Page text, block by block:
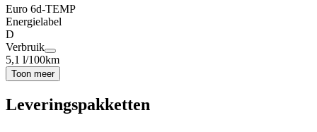
Euro 6d-TEMP
Energielabel
D
Verbruik
5,1 l/100km
Toon meer
Leveringspakketten